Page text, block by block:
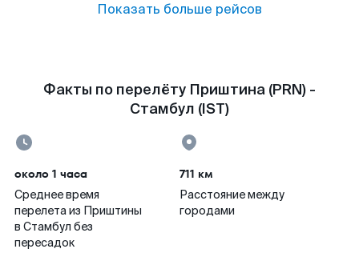
Показать больше рейсов
Факты по перелёту Приштина (PRN) -
Стамбул (IST)
около 1 часа
Среднее время
перелета из Приштины
в Стамбул без
пересадок
711 км
Расстояние между
городами